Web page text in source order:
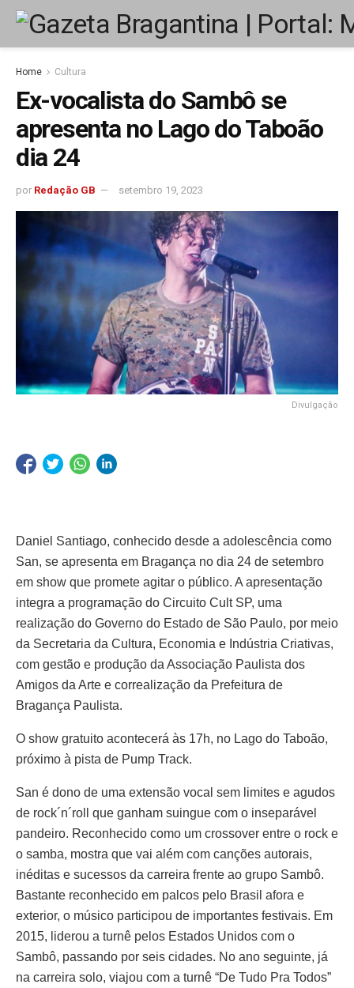
Home Cultura
Ex-vocalista do Sambô se
apresenta no Lago do Taboão
dia 24
por Redação GB setembro 19, 2023
Divulgação
Daniel Santiago, conhecido desde a adolescência como
San, se apresenta em Bragança no dia 24 de setembro
em show que promete agitar o público. A apresentação
integra a programação do Circuito Cult SP, uma
realização do Governo do Estado de São Paulo, por meio
da Secretaria da Cultura, Economia e Indústria Criativas,
com gestão e produção da Associação Paulista dos
Amigos da Arte e correalização da Prefeitura de
Bragança Paulista.
O show gratuito acontecerá às 17h, no Lago do Taboão,
próximo à pista de Pump Track.
San é dono de uma extensão vocal sem limites e agudos
de rock´n´roll que ganham suingue com o inseparável
pandeiro. Reconhecido como um crossover entre o rock e
o samba, mostra que vai além com canções autorais,
inéditas e sucessos da carreira frente ao grupo Sambô.
Bastante reconhecido em palcos pelo Brasil afora e
exterior, o músico participou de importantes festivais. Em
2015, liderou a turnê pelos Estados Unidos com o
Sambô, passando por seis cidades. No ano seguinte, já
na carreira solo, viajou com a turnê “De Tudo Pra Todos”